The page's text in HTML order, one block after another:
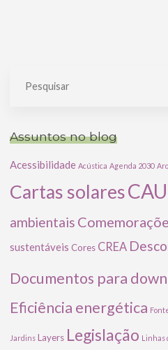
Assuntos no blog
Acessibilidade Acústica Agenda 2030
Cartas solaresCAU
ambientais
sustentáveis Cores CREA
Documentos para
Eficiência energética
Jardins Layers Legislação Linhas